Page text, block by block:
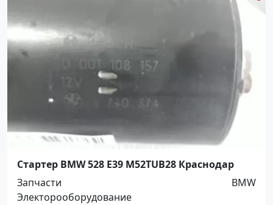
Стартер BMW 528 E39 M52TUB28 Краснодар
Запчасти
BMW
Электорооборудование